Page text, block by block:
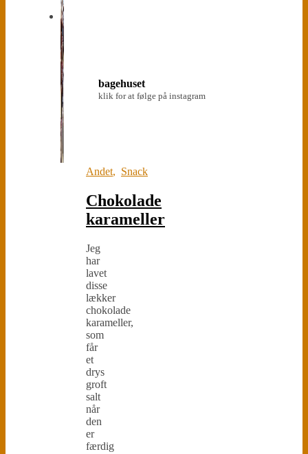
Andet, Snack
Chokolade
karameller
Jeg
har
lavet
disse
lækker
chokolade
karameller,
som
får
et
drys
groft
salt
når
den
er
færdig
bagehuset
klik for at følge på instagram